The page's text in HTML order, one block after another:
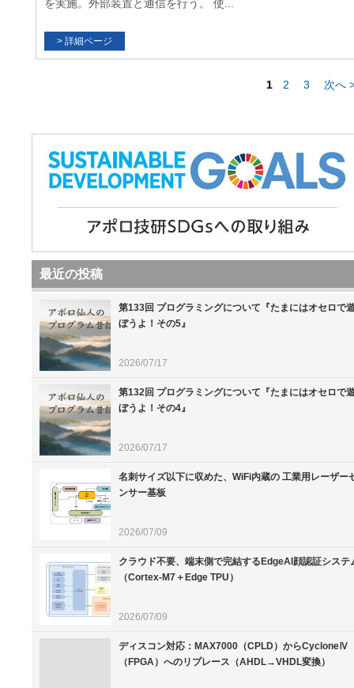
を実施。外部装置と通信を行う。 使...
1 2 3 次へ
最近の投稿
第133回 プログラミングについて『たまにはオセロで
ぼうよ！その5』
2026/07/17
第132回 プログラミングについて『たまにはオセロで
ぼうよ！その4』
2026/07/17
名刺サイズ以下に収めた、WiFi内蔵の 工業用レーザー
ンサー基板
2026/07/09
クラウド不要、端末側で完結するEdgeAI顔認証システ
（Cortex-M7＋Edge TPU）
2026/07/09
ディスコン対応：MAX7000（CPLD）からCycloneⅣ
（FPGA）へのリプレース（AHDL→VHDL変換）